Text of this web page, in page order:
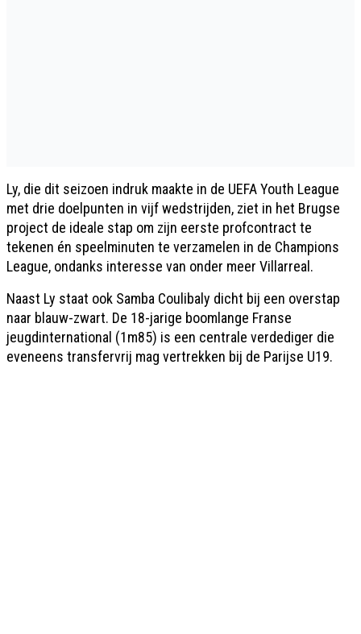
Ly, die dit seizoen indruk maakte in de UEFA Youth League
met drie doelpunten in vijf wedstrijden, ziet in het Brugse
project de ideale stap om zijn eerste profcontract te
tekenen én speelminuten te verzamelen in de Champions
League, ondanks interesse van onder meer Villarreal.
Naast Ly staat ook Samba Coulibaly dicht bij een overstap
naar blauw-zwart. De 18-jarige boomlange Franse
jeugdinternational (1m85) is een centrale verdediger die
eveneens transfervrij mag vertrekken bij de Parijse U19.